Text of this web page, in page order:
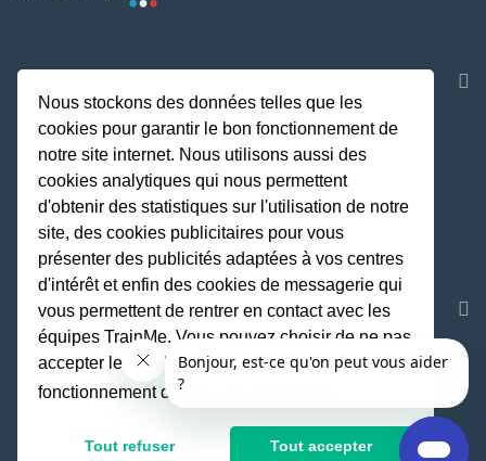
REJOIGNEZ LA COMMUNAUTE
Fait avec
© TrainMe 2021
Nous stockons des données telles que les
cookies pour garantir le bon fonctionnement de
notre site internet. Nous utilisons aussi des
cookies analytiques qui nous permettent
d'obtenir des statistiques sur l'utilisation de notre
site, des cookies publicitaires pour vous
présenter des publicités adaptées à vos centres
d'intérêt et enfin des cookies de messagerie qui
vous permettent de rentrer en contact avec les
équipes TrainMe. Vous pouvez choisir de ne pas
accepter les cookies non indispensables au
fonctionnement du site.
Tout refuser Tout accepter